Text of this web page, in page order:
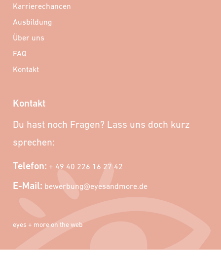
Karrierechancen
Ausbildung
Über uns
FAQ
Kontakt
Kontakt
Du hast noch Fragen? Lass uns doch kurz
sprechen:
Telefon: + 49 40 226 16 27 42
E-Mail: bewerbung@eyesandmore.de
eyes + more on the web